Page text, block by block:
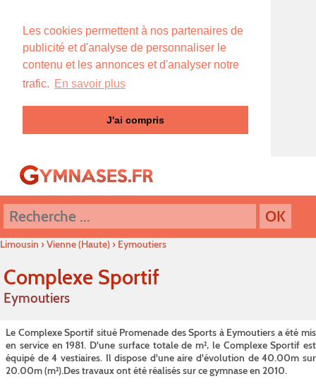
Les cookies permettent à nos partenaires de
publicité et d'analyse de personnaliser le
contenu et les annonces et d'analyser notre
trafic. En savoir plus
J'ai compris
Limousin ›Vienne (Haute)› Eymoutiers
Complexe Sportif
Eymoutiers
Le Complexe Sportif situé Promenade des Sports à Eymoutiers a été mis
en service en 1981. D'une surface totale de m², le Complexe Sportif est
équipé de 4 vestiaires. Il dispose d'une aire d'évolution de 40.00m sur
20.00m (m²).Des travaux ont été réalisés sur ce gymnase en 2010.